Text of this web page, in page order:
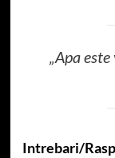
„Apa
Intrebari/